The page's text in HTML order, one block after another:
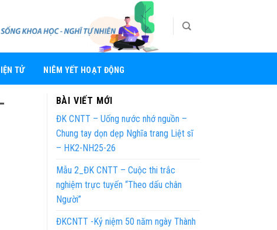
TỬ NIÊM YẾT HOẠT ĐỘNG
BÀI VIẾT MỚI
ĐK CNTT – Uống nước nhớ nguồn –
Chung tay dọn dẹp Nghĩa trang Liệt sĩ
– HK2-NH25-26
Mẫu 2_ĐK CNTT – Cuộc thi trắc
nghiệm trực tuyến “Theo dấu chân
Người”
ĐKCNTT -Kỷ niệm 50 năm ngày Thành